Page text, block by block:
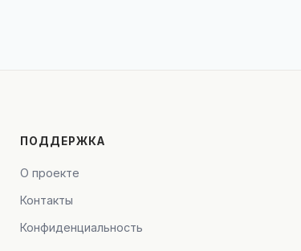
ПОДДЕРЖКА
О проекте
Контакты
Конфиденциальность